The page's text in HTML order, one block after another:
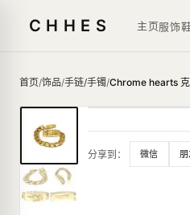
CHHES 主页服饰
首页/饰品/手链/手镯/Chrome hearts
分享到： 微信